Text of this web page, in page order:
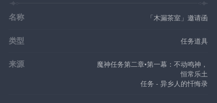
名称 「木漏茶室」邀请函
类型 任务道具
来源
魔神任务第二章•第一幕：不动鸣神，
恒常乐土
任务 - 异乡人的忏悔录